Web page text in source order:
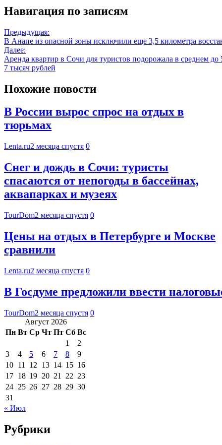
Навигация по записям
Предыдущая:
В Анапе из опасной зоны исключили еще 3,5 километра
Далее:
Аренда квартир в Сочи для туристов подорожала в среднем до
7 тысяч рублей
Похожие новости
В России вырос спрос на отдых в
тюрьмах
Lenta.ru2 месяца спустя 0
Снег и дождь в Сочи: туристы
спасаются от непогоды в бассейнах,
аквапарках и музеях
TourDom2 месяца спустя 0
Цены на отдых в Петербурге и Москве
сравнили
Lenta.ru2 месяца спустя 0
В Госдуме предложили ввести
TourDom2 месяца спустя 0
Август 2026
Пн Вт Ср Чт Пт Сб Вс
1
2
3
4 5 6 7 8
9
10 11 12 13 14 15 16
17 18 19 20 21 22 23
24 25 26 27 28 29 30
31
« Июл
Рубрики